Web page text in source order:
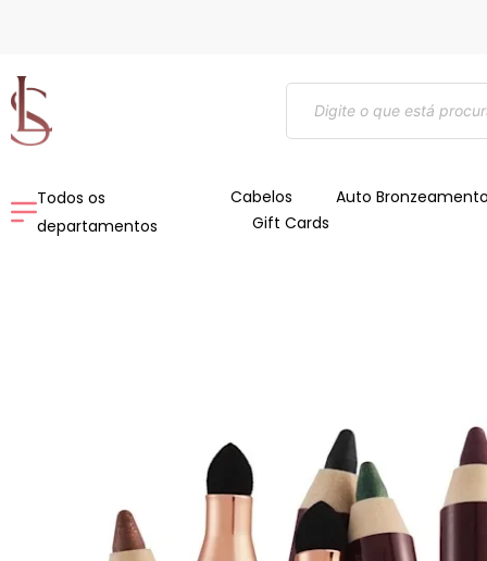
conteúdo
Pesquisar
produtos
Todos os
departamentos
Cabelos
Auto
Gift Cards